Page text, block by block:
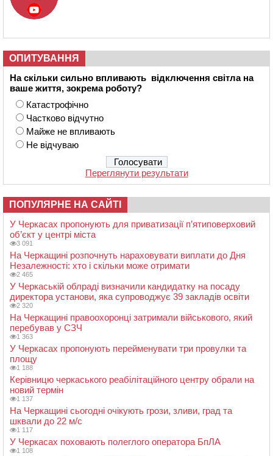
ОПИТУВАННЯ
На скільки сильно впливають відключення світла на
ваше життя, зокрема роботу?
Катастрофічно
Частково відчутно
Майже не впливають
Не відчуваю
Переглянути результати
ПОПУЛЯРНЕ НА САЙТІ
У Черкасах пропонують для приватизації п’ятиповерховий
об’єкт у центрі міста
3 091
На Черкащині розпочнуть нараховувати виплати до Дня
Незалежності: хто і скільки може отримати
2 465
У Черкаській облраді визначили кандидатку на посаду
директора установи, яка супроводжує 39 закладів освіти
2 320
На Черкащині правоохоронці затримали військового, який
перебував у СЗЧ
1 363
У Черкасах пропонують перейменувати три провулки та
площу
1 188
Керівницю черкаського реабілітаційного центру обрали на
новий термін
1 137
На Черкащині сьогодні очікують грози, зливи, град та
шквали до 22 м/с
1 117
У Черкасах поховають полеглого оператора БпЛА
1 108